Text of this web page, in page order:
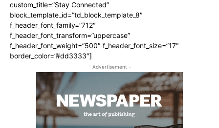
custom_title=”Stay Connected”
block_template_id=”td_block_template_8″
f_header_font_family=”712″
f_header_font_transform=”uppercase”
f_header_font_weight=”500″ f_header_font_size=”17″
border_color=”#dd3333″]
- Advertisement -